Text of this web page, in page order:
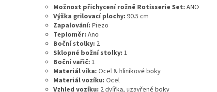
Možnost přichycení rožně Rotisserie Set: ANO
Výška grilovací plochy: 90.5 cm
Zapalování: Piezo
Teploměr: Ano
Boční stolky: 2
Sklopné božní stolky: 1
Boční vařič: 1
Materiál víka: Ocel & hliníkové boky
Materiál vozíku: Ocel
Vzhled vozíku: 2 dvířka, uzavřené boky